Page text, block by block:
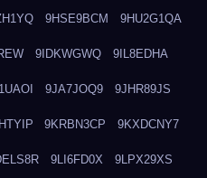
9HSE9BCM 9HU2G1QA
9IDKWGWQ 9IL8EDHA
9JA7JOQ9 9JHR89JS
9KRBN3CP 9KXDCNY7
9LI6FD0X 9LPX29XS